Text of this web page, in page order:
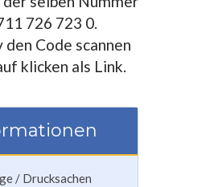
726 723 0.
Code scannen
klicken als Link.
/ Drucksachen